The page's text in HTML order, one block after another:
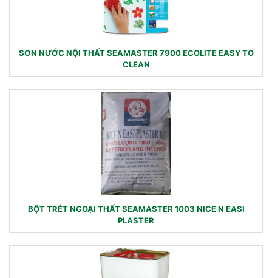
SƠN NƯỚC NỘI THẤT SEAMASTER 7900 ECOLITE EASY TO
CLEAN
BỘT TRÉT NGOẠI THẤT SEAMASTER 1003 NICE N EASI
PLASTER